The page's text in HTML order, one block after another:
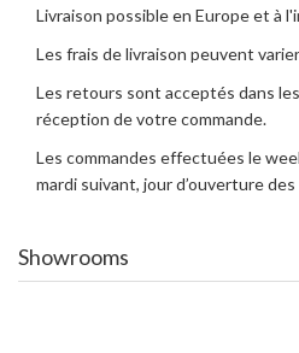
Livraison possible en Europe et à
Les frais de livraison peuvent
Les retours sont acceptés dans
réception de votre commande.
Les commandes effectuées le
mardi suivant, jour d’ouverture
Showrooms